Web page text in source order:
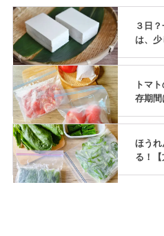
３日
は、
トマ
存期間
ほう
る！